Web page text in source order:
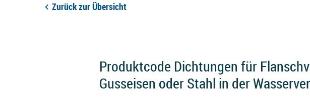
Zurück zur Übersicht
Produktcode Dichtungen für
Gusseisen oder Stahl in der